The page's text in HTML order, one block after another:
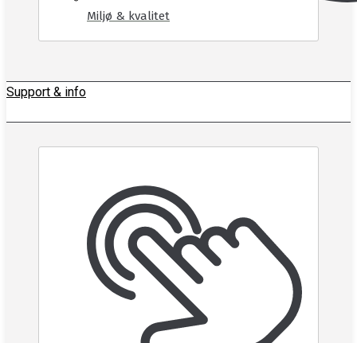
Miljø & kvalitet
Support & info